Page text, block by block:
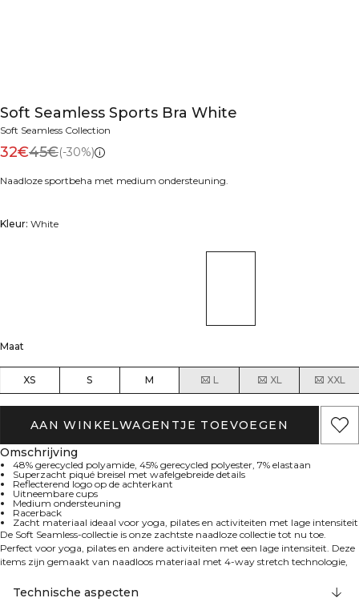
Soft Seamless Sports Bra White
Soft Seamless Collection
32€45€(-30%)
Naadloze sportbeha met medium ondersteuning.
Kleur: White
Maat
XS S M L XL XXL
AAN WINKELWAGENTJE TOEVOEGEN
Omschrijving
48% gerecycled polyamide, 45% gerecycled polyester, 7% elastaan
Superzacht piqué breisel met wafelgebreide details
Reflecterend logo op de achterkant
Uitneembare cups
Medium ondersteuning
Racerback
Zacht materiaal ideaal voor yoga, pilates en activiteiten met lage intensiteit
De Soft Seamless-collectie is onze zachtste naadloze collectie tot nu toe.
Perfect voor yoga, pilates en andere activiteiten met een lage intensiteit. Deze
items zijn gemaakt van naadloos materiaal met 4-way stretch technologie,
wafel- en ribbreiwerk voegen niet alleen stijl toe, maar accentueren ook je
Technische aspecten